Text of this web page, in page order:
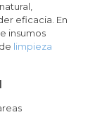
eficacia. En
insumos
limpieza